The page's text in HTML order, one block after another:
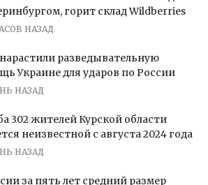
горит склад Wildberries
НАЗАД
разведывательную
Украине для ударов по России
НАЗАД
302 жителей Курской области
неизвестной с августа 2024 года
НАЗАД
за пять лет средний размер